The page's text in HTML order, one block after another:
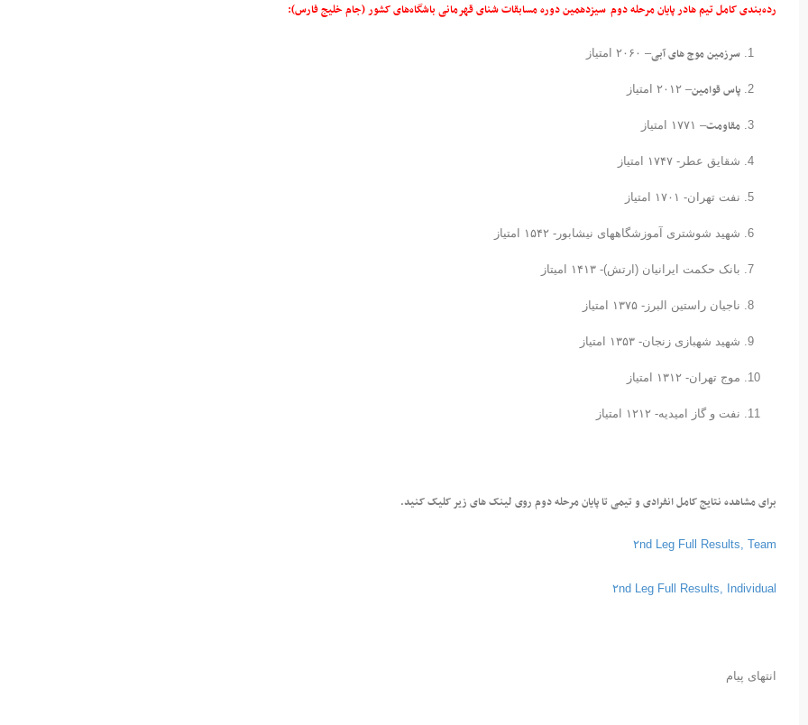
رده‌بندی کامل تیم هادر پایان مرحله دوم سیزدهمین دوره مسابقات شنای قهرمانی باشگاه‌های کشور (جام خلیج فارس):
سرزمین موج های آبی– ۲۰۶۰ امتیاز
پاس قوامین– ۲۰۱۲ امتیاز
مقاومت– ۱۷۷۱ امتیاز
شقایق عطر- ۱۷۴۷ امتیاز
نفت تهران- ۱۷۰۱ امتیاز
شهید شوشتری آموزشگاههای نیشابور- ۱۵۴۲ امتیاز
بانک حکمت ایرانیان (ارتش)- ۱۴۱۳ امیتاز
ناجیان راستین البرز- ۱۳۷۵ امتیاز
شهید شهبازی زنجان- ۱۳۵۳ امتیاز
موج تهران- ۱۳۱۲ امتیاز
نفت و گاز امیدیه- ۱۲۱۲ امتیاز
برای مشاهده نتایج کامل انفرادی و تیمی تا پایان مرحله دوم روی لینک های زیر کلیک کنید.
۲nd Leg Full Results, Team
۲nd Leg Full Results, Individual
انتهای پیام